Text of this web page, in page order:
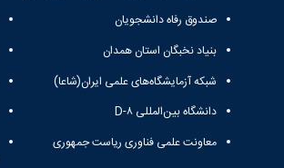
صندوق رفاه دانشجویان
بنیاد نخبگان استان همدان
شبکه آزمایشگاه‌های علمی ایران(شاعا)
دانشگاه بین‌المللی D-۸
معاونت علمی فناوری ریاست جمهوری